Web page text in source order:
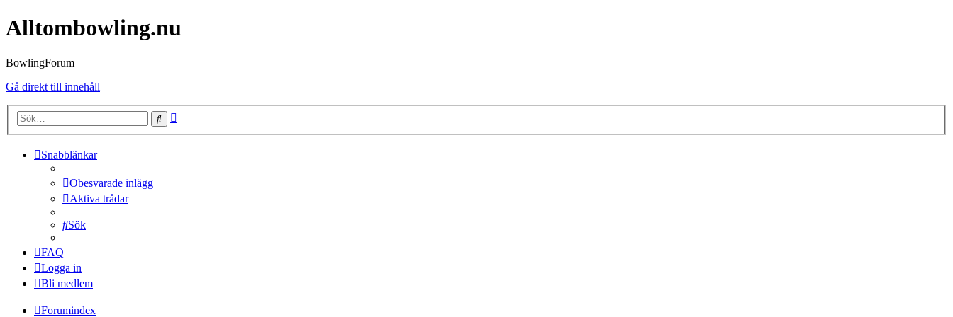
Alltombowling.nu
BowlingForum
Gå direkt till innehåll
Sök
Snabblänkar
Obesvarade inlägg
Aktiva trådar
Sök
FAQ
Logga in
Bli medlem
Forumindex